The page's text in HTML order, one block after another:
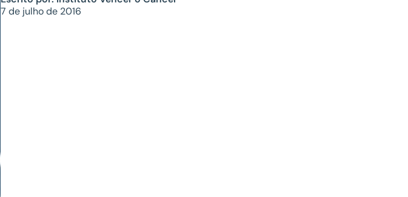
7 de julho de 2016